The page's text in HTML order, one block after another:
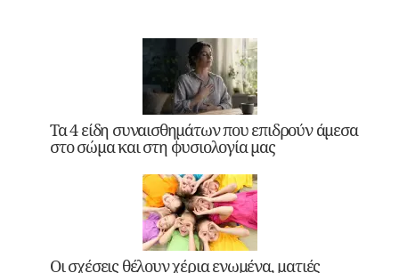
Τα 4 είδη συναισθημάτων που επιδρούν άμεσα
στο σώμα και στη φυσιολογία μας
Οι σχέσεις θέλουν χέρια ενωμένα, ματιές